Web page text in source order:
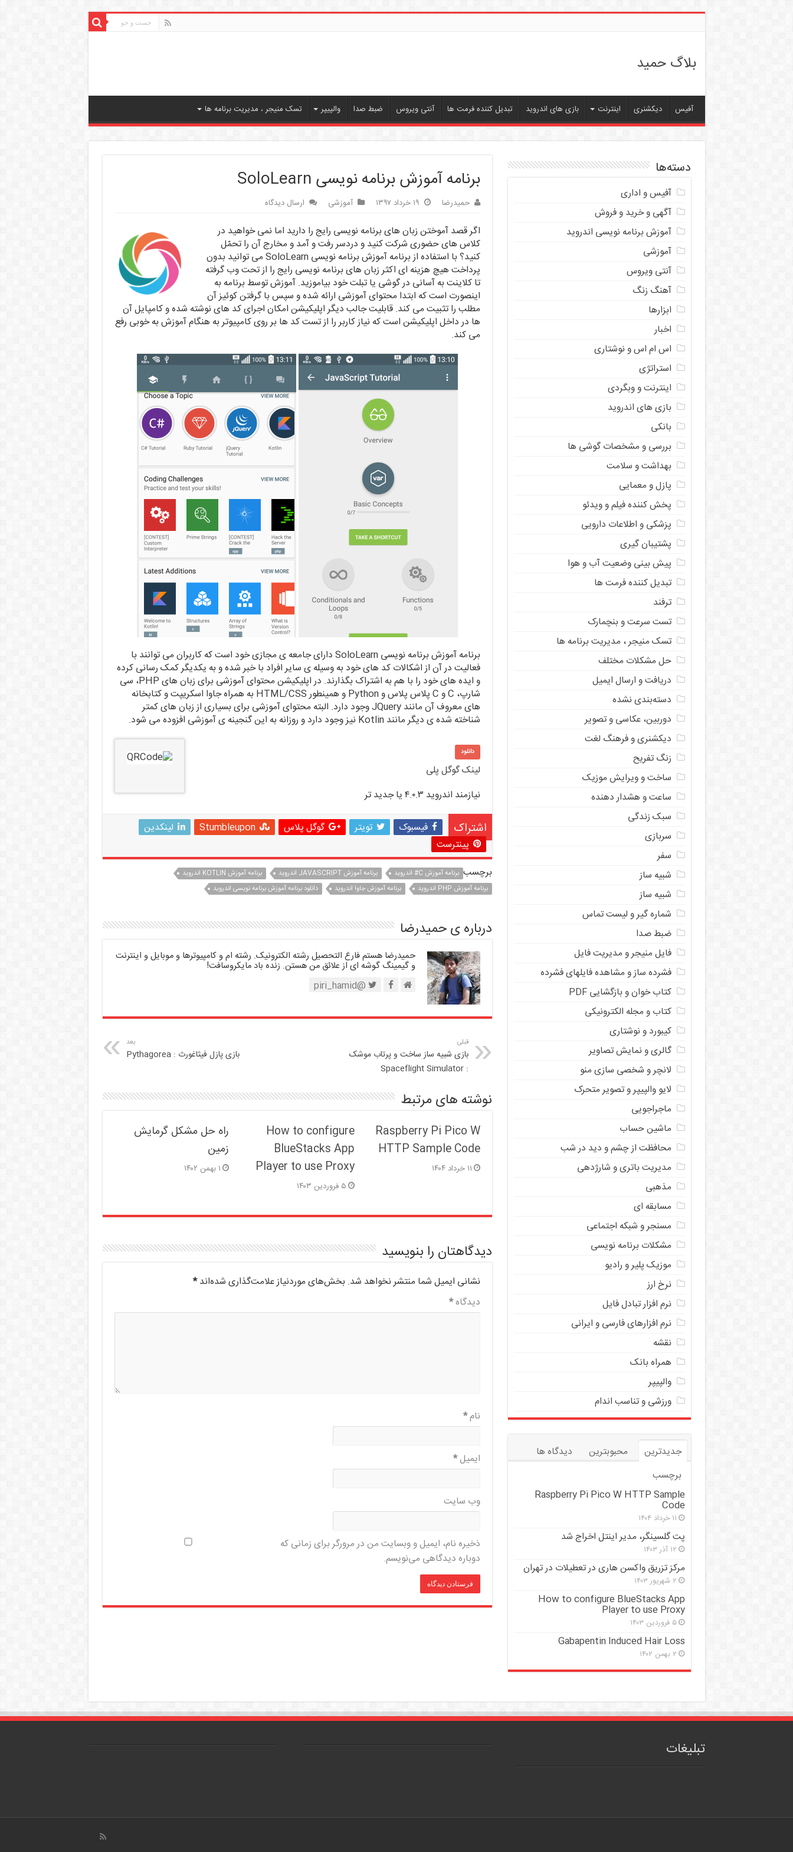
بلاگ حمید
آفیس دیکشنری اینترنت بازی های اندروید تبدیل کننده فرمت ها آنتی ویروس ضبط صدا والپیپر تسک منیجر ، مدیریت برنامه ها
برنامه آموزش برنامه نویسی SoloLearn
حمیدرضا ۱۹ خرداد ۱۳۹۷ آموزشی ارسال دیدگاه
اگر قصد آموختن زبان های برنامه نویسی رایج را دارید اما نمی خواهید در
کلاس های حضوری شرکت کنید و دردسر رفت و آمد و مخارج آن را تحمّل
کنید؟ با استفاده از برنامه آموزش برنامه نویسی SoloLearn می توانید بدون
پرداخت هیچ هزینه ای اکثر زبان های برنامه نویسی رایج را از تحت وب گرفته
تا کلاینت به آسانی در گوشی یا تبلت خود بیاموزید. آموزش توسط برنامه به
اینصورت است که ابتدا محتوای آموزشی ارائه شده و سپس با گرفتن کوئیز آن
مطلب را تثبیت می کند. قابلیت جالب دیگر اپلیکیشن امکان اجرای کد های نوشته شده و کامپایل آن
ها در داخل اپلیکیشن است که نیاز کاربر را از تست کد ها بر روی کامپیوتر به هنگام آموزش به خوبی رفع
می کند.
برنامه آموزش برنامه نویسی SoloLearn دارای جامعه ی مجازی خود است که کاربران می توانند با
فعالیت در آن از اشکالات کد های خود به وسیله ی سایر افراد با خبر شده و به یکدیگر کمک رسانی کرده
و ایده های خود را با هم به اشتراک بگذارند. در اپلیکیشن محتوای آموزشی برای زبان های PHP، سی
شارپ، C و C پلاس پلاس و Python و همینطور HTML/CSS به همراه جاوا اسکریپت و کتابخانه
های معروف آن مانند JQuery وجود دارد. البته محتوای آموزشی برای بسیاری از زبان های کمتر
شناخته شده ی دیگر مانند Kotlin نیز وجود دارد و روزانه به این گنجینه ی آموزشی افزوده می شود.
دانلود
لینک گوگل پلی
نیازمند اندروید ۴.۰.۳ یا جدید تر
اشتراک فیسبوک تویتر گوگل پلاس Stumbleupon
لینکدین
پینترست
برچسب برنامه آموزش C# اندروید برنامه آموزش JAVASCRIPT اندروید
برنامه آموزش KOTLIN اندروید
برنامه آموزش PHP اندروید
برنامه آموزش جاوا اندروید دانلود برنامه آموزش برنامه نویسی اندروید
درباره ی حمیدرضا
حمیدرضا هستم فارغ التحصیل رشته الکترونیک. رشته ام و کامپیوترها و موبایل و اینترنت
و گیمینگ گوشه ای از علائق من هستن. زنده باد مایکروسافت!
@piri_hamid
قبلی
بازی شبیه ساز ساخت و پرتاب موشک
: Spaceflight Simulator
بعد
بازی پازل فیثاغورث : Pythagorea
نوشته های مرتبط
Raspberry Pi Pico W
HTTP Sample Code
۱۱ خرداد ۱۴۰۴
How to configure
BlueStacks App
Player to use Proxy
۵ فروردین ۱۴۰۳
راه حل مشکل گرمایش
زمین
۱ بهمن ۱۴۰۲
دیدگاهتان را بنویسید
نشانی ایمیل شما منتشر نخواهد شد. بخش‌های موردنیاز علامت‌گذاری شده‌اند*
دیدگاه*
نام*
ایمیل*
وب‌ سایت
ذخیره نام، ایمیل و وبسایت من در مرورگر برای زمانی که
دوباره دیدگاهی می‌نویسم.
دسته‌ها
آفیس و اداری
آگهی و خرید و فروش
آموزش برنامه نویسی اندروید
آموزشی
آنتی ویروس
آهنگ زنگ
ابزارها
اخبار
اس ام اس و نوشتاری
استراتژی
اینترنت و وبگردی
بازی های اندروید
بانکی
بررسی و مشخصات گوشی ها
بهداشت و سلامت
پازل و معمایی
پخش کننده فیلم و ویدئو
پزشکی و اطلاعات دارویی
پشتیبان گیری
پیش بینی وضعیت آب و هوا
تبدیل کننده فرمت ها
ترفند
تست سرعت و بنچمارک
تسک منیجر ، مدیریت برنامه ها
حل مشکلات مختلف
دریافت و ارسال ایمیل
دسته‌بندی نشده
دوربین، عکاسی و تصویر
دیکشنری و فرهنگ لغت
زنگ تفریح
ساخت و ویرایش موزیک
ساعت و هشدار دهنده
سبک زندگی
سربازی
سفر
شبیه ساز
شبیه ساز
شماره گیر و لیست تماس
ضبط صدا
فایل منیجر و مدیریت فایل
فشرده ساز و مشاهده فایلهای فشرده
کتاب خوان و بازگشایی PDF
کتاب و مجله الکترونیکی
کیبورد و نوشتاری
گالری و نمایش تصاویر
لانچر و شخصی سازی منو
لایو والپیپر و تصویر متحرک
ماجراجویی
ماشین حساب
محافظت از چشم و دید در شب
مدیریت باتری و شارژدهی
مذهبی
مسابقه ای
مسنجر و شبکه اجتماعی
مشکلات برنامه نویسی
موزیک پلیر و رادیو
نرخ ارز
ﻧﺮﻡ ﺍﻓﺰﺍﺭ ﺗﺒﺎﺩﻝ ﻓﺎﻳﻞ
نرم افزارهای فارسی و ایرانی
نقشه
همراه بانک
والپیپر
ورزشی و تناسب اندام
جدیدترین محبوبترین
دیدگاه ها
برچسب
Raspberry Pi Pico W HTTP Sample
Code
۱۱ خرداد ۱۴۰۴
پت گلسینگر، مدیر اینتل اخراج شد
۱۲ آذر ۱۴۰۳
مرکز تزریق واکسن هاری در تعطیلات در تهران
۲ شهریور ۱۴۰۳
How to configure BlueStacks App
Player to use Proxy
۵ فروردین ۱۴۰۳
Gabapentin Induced Hair Loss
۲ بهمن ۱۴۰۲
تبلیغات